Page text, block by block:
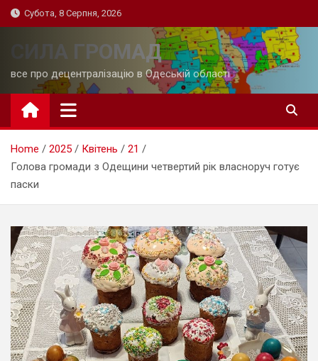
Skip
to
Субота, 8 Серпня, 2026
СИЛА ГРОМАД
все про децентралізацію в Одеській області
Home 2025 Квітень
21
Голова громади з Одещини четвертий рік власноруч готує
паски